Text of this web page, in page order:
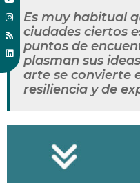
Es muy habitual
ciudades ciertos
puntos de
plasman sus
arte se convierte
resiliencia y de